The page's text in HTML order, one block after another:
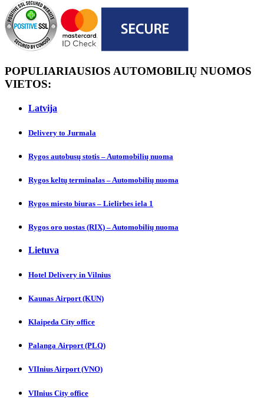
POPULIARIAUSIOS AUTOMOBILIŲ NUOMOS
VIETOS:
Latvija
Delivery to Jurmalа
Rygos autobusų stotis – Automobilių nuoma
Rygos keltų terminalas – Automobilių nuoma
Rygos miesto biuras – Lielirbes iela 1
Rygos oro uostas (RIX) – Automobilių nuoma
Lietuva
Hotel Delivery in Vilnіus
Kaunas Аirport (KUN)
Klaipeda City officе
Palanga Аirport (PLQ)
VIInius Airport (VNO)
VIlnius City оffice